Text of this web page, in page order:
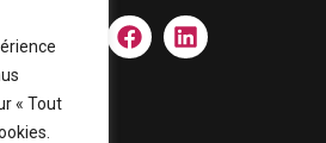
« Tout